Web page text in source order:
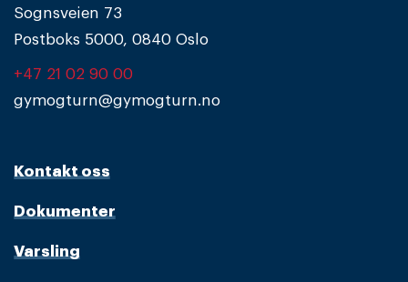
Sognsveien 73
Postboks 5000, 0840 Oslo
+47 21 02 90 00
gymogturn@gymogturn.no
Kontakt oss
Dokumenter
Varsling